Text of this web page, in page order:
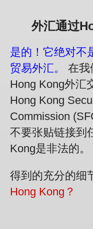
外汇通过
是的！它绝对不
贸易外汇。
在我
Hong Kong外汇
Hong Kong
Commission
不要张贴链接到
Kong是非法的。
得到的充分的细
Hong Kong？